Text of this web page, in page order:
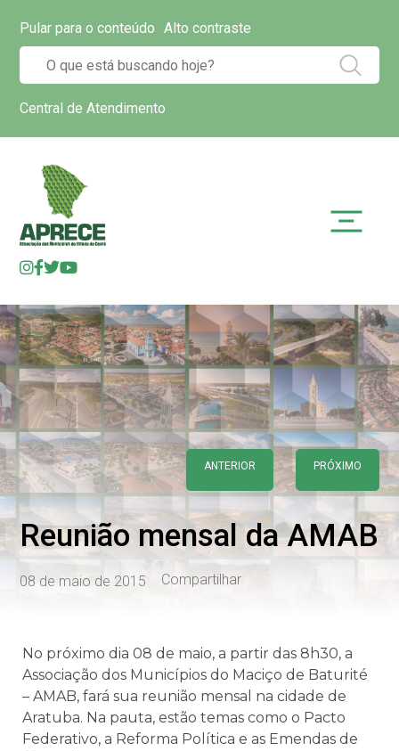
Pular para o conteúdo Alto contraste
Central de Atendimento
ANTERIOR PRÓXIMO
Reunião mensal da AMAB
08 de maio de 2015 Compartilhar
No próximo dia 08 de maio, a partir das 8h30, a
Associação dos Municípios do Maciço de Baturité
– AMAB, fará sua reunião mensal na cidade de
Aratuba. Na pauta, estão temas como o Pacto
Federativo, a Reforma Política e as Emendas de